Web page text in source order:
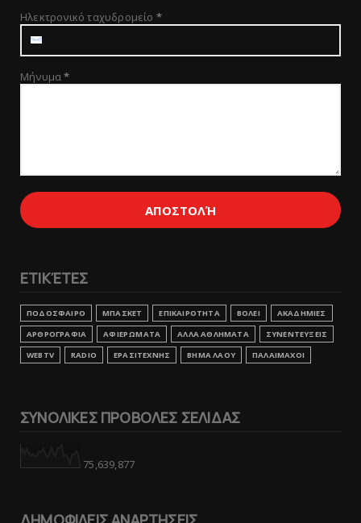
Ηλεκτρονικό ταχυδρομείο *
Μήνυμα*
ΕΤΙΚΈΤΕΣ
ΠΟΔΟΣΦΑΙΡΟ ΜΠΑΣΚΕΤ ΕΠΙΚΑΙΡΟΤΗΤΑ ΒΟΛΕΙ
ΑΚΑΔΗΜΙΕΣ
ΑΡΘΡΟΓΡΑΦΙΑ
ΑΦΙΕΡΩΜΑΤΑ ΑΛΛΑ ΑΘΛΗΜΑΤΑ
ΣΥΝΕΝΤΕΥΞΕΙΣ
WEBTV
RADIO ΕΡΑΣΙΤΕΧΝΗΣ ΒΗΜΑ ΛΑΟΥ ΠΑΛΑΙΜΑΧΟΙ
ΣΥΝΟΛΙΚΕΣ ΠΡΟΒΟΛΕΣ ΣΕΛΙΔΑΣ
75,639,877